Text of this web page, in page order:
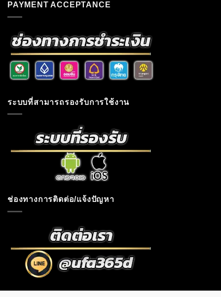
PAYMENT ACCEPTANCE
ระบบที่สามารถรองรับการใช้งาน
ช่องทางการติดต่อ/แจ้งปัญหา